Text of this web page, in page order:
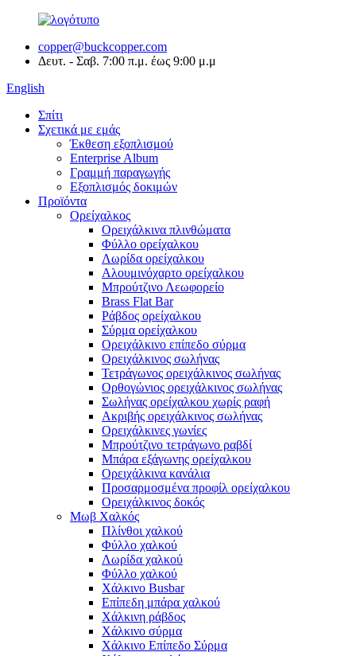
copper@buckcopper.com
Δευτ. - Σαβ. 7:00 π.μ. έως 9:00 μ.μ
English
Σπίτι
Σχετικά με εμάς
Έκθεση εξοπλισμού
Enterprise Album
Γραμμή παραγωγής
Εξοπλισμός δοκιμών
Προϊόντα
Ορείχαλκος
Ορειχάλκινα πλινθώματα
Φύλλο ορείχαλκου
Λωρίδα ορείχαλκου
Αλουμινόχαρτο ορείχαλκου
Μπρούτζινο Λεωφορείο
Brass Flat Bar
Ράβδος ορείχαλκου
Σύρμα ορείχαλκου
Ορειχάλκινο επίπεδο σύρμα
Ορειχάλκινος σωλήνας
Τετράγωνος ορειχάλκινος σωλήνας
Ορθογώνιος ορειχάλκινος σωλήνας
Σωλήνας ορείχαλκου χωρίς ραφή
Ακριβής ορειχάλκινος σωλήνας
Ορειχάλκινες γωνίες
Μπρούτζινο τετράγωνο ραβδί
Μπάρα εξάγωνης ορείχαλκου
Ορειχάλκινα κανάλια
Προσαρμοσμένα προφίλ ορείχαλκου
Ορειχάλκινος δοκός
Μωβ Χαλκός
Πλίνθοι χαλκού
Φύλλο χαλκού
Λωρίδα χαλκού
Φύλλο χαλκού
Χάλκινο Busbar
Επίπεδη μπάρα χαλκού
Χάλκινη ράβδος
Χάλκινο σύρμα
Χάλκινο Επίπεδο Σύρμα